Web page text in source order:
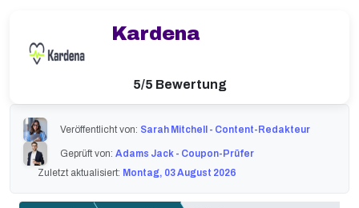
Veröffentlicht von: Sarah Mitchell - Content-Redakteur
Geprüft von: Adams Jack - Coupon-Prüfer
Zuletzt aktualisiert: Montag, 03 August 2026
Kardena
5/5 Bewertung